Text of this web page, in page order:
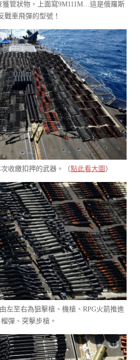
管狀物，上面寫9M111M…這是俄羅斯
戰車飛彈的型號！
收繳扣押的武器。（點此看大圖 ）
左至右為狙擊槍、機槍、RPG火箭推進
榴彈、突擊步槍。